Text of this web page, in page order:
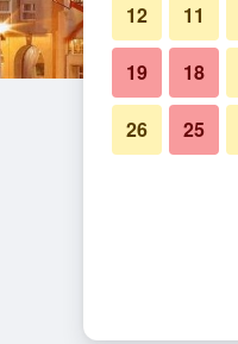
11
12
18
19
25
26